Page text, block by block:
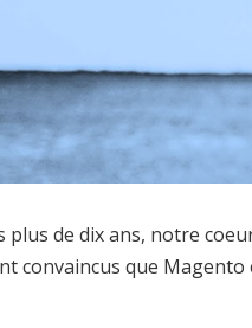
plus de dix ans, notre
convaincus que